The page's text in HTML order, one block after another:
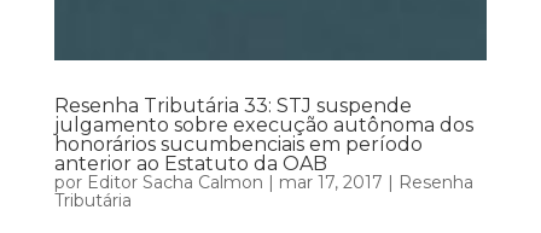
Resenha Tributária 33: STJ suspende
julgamento sobre execução autônoma dos
honorários sucumbenciais em período
anterior ao Estatuto da OAB
por Editor Sacha Calmon mar 17, 2017
Resenha
Tributária